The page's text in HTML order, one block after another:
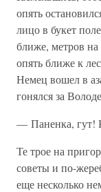
опять
лицо в букет
ближе, метров
опять ближе к
Немец вошел в
гонялся за
— Паненка, гут!
Те трое на
советы и по-
еще несколько